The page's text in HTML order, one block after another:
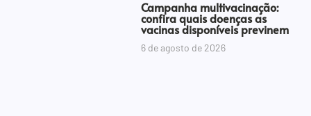
Campanha multivacinação:
confira quais doenças as
vacinas disponíveis previnem
6 de agosto de 2026